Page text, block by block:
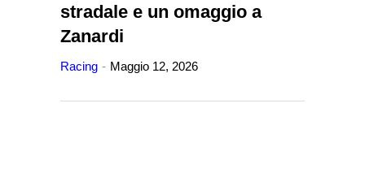
stradale e un omaggio a
Zanardi
Racing Maggio 12, 2026